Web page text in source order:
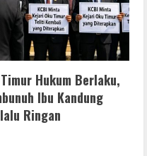
Hukum Berlaku,
Ibu Kandung
Ringan